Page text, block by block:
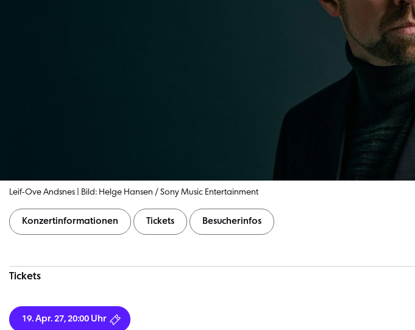
Leif-Ove Andsnes | Bild: Helge Hansen / Sony Music Entertainment
Konzertinformationen Tickets Besucherinfos
Tickets
19. Apr. 27, 20:00 Uhr